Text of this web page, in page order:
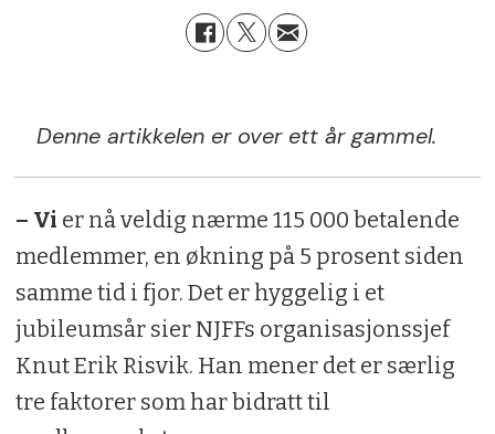
Denne artikkelen er over ett år gammel.
– Vi er nå veldig nærme 115 000 betalende
medlemmer, en økning på 5 prosent siden
samme tid i fjor. Det er hyggelig i et
jubileumsår sier NJFFs organisasjonssjef
Knut Erik Risvik. Han mener det er særlig
tre faktorer som har bidratt til